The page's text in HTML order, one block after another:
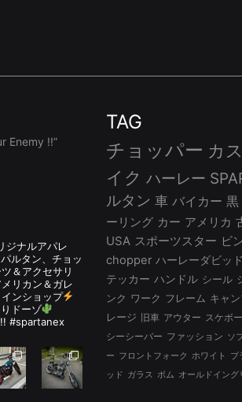
Enemy !!”
ジナルアパレ
ルタン、チョッ
＆アクセサリ
リカン＆ガレ
ンショップ
ドーゾ
#spartanex
TAG
チョッパー カ
イク ハーレー
ルタン 車 バイカー 黒
ーリング カー アメリカ
USA スポーツスター ビ
chopper ハーレーダビッ
テッカー ハンドル シール
ンク ワーク フレーム キャ
レージ
旧車 アウター スケボー
シーシーバー ファッション ソ
ー フロントフォーク ホワイト ブ
ッド ガラス ボム オールドイング